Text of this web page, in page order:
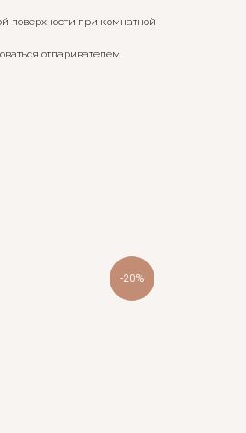
поверхности при комнатной
отпаривателем
-20%